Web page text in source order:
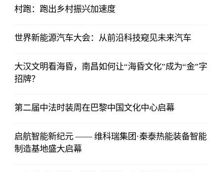
村跑：跑出乡村振兴加速度
世界新能源汽车大会：从前沿科技窥见未来汽车
大汉文明看海昏，南昌如何让“海昏文化”成为“金”字
招牌？
第二届中法时装周在巴黎中国文化中心启幕
启航智能新纪元 —— 维科瑞集团·秦泰热能装备智能
制造基地盛大启幕